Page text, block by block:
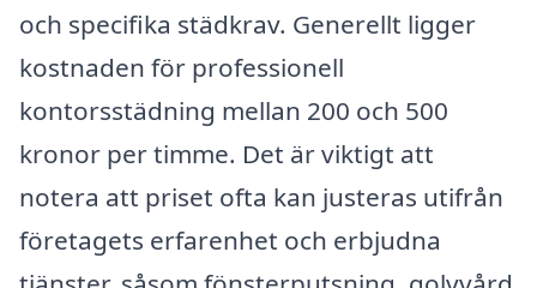
och specifika städkrav. Generellt ligger
kostnaden för professionell
kontorsstädning mellan 200 och 500
kronor per timme. Det är viktigt att
notera att priset ofta kan justeras utifrån
företagets erfarenhet och erbjudna